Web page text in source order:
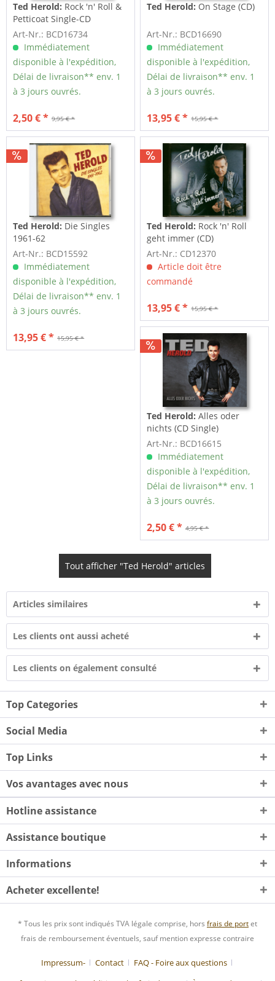
Ted Herold: Rock 'n' Roll &
Petticoat Single-CD
Art-Nr.: BCD16734
Immédiatement
disponible à l'expédition,
Délai de livraison** env. 1
à 3 jours ouvrés.
9,95 € *
2,50 € *
Ted Herold: On Stage (CD)
Art-Nr.: BCD16690
Immédiatement
disponible à l'expédition,
Délai de livraison** env. 1
à 3 jours ouvrés.
15,95 € *
13,95 € *
Ted Herold: Die Singles
1961-62
Art-Nr.: BCD15592
Immédiatement
disponible à l'expédition,
Délai de livraison** env. 1
à 3 jours ouvrés.
15,95 € *
13,95 € *
Ted Herold: Rock 'n' Roll
geht immer (CD)
Art-Nr.: CD12370
Article doit être
commandé
15,95 € *
13,95 € *
Ted Herold: Alles oder
nichts (CD Single)
Art-Nr.: BCD16615
Immédiatement
disponible à l'expédition,
Délai de livraison** env. 1
à 3 jours ouvrés.
4,95 € *
2,50 € *
Tout afficher "Ted Herold" articles
Articles similaires
Les clients ont aussi acheté
Les clients on également consulté
Top Categories
Social Media
Top Links
Vos avantages avec nous
Hotline assistance
Assistance boutique
Informations
Acheter excellente!
* Tous les prix sont indiqués TVA légale comprise, hors frais de portet
frais de remboursement éventuels, sauf mention expresse contraire
Impressum- Contact
FAQ - Foire aux questions